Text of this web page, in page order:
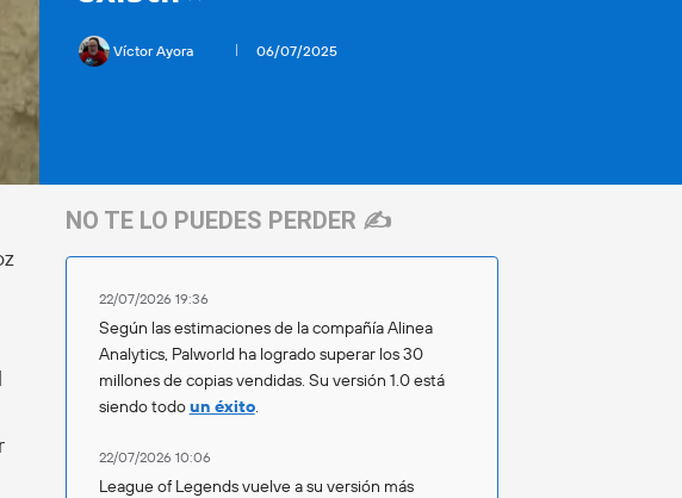
Víctor Ayora 06/07/2025
NO TE LO PUEDES PERDER ✍️
22/07/2026 19:36
Según las estimaciones de la compañía Alinea
Analytics, Palworld ha logrado superar los 30
millones de copias vendidas. Su versión 1.0 está
siendo todoun éxito.
22/07/2026 10:06
League of Legends vuelve a su versión más